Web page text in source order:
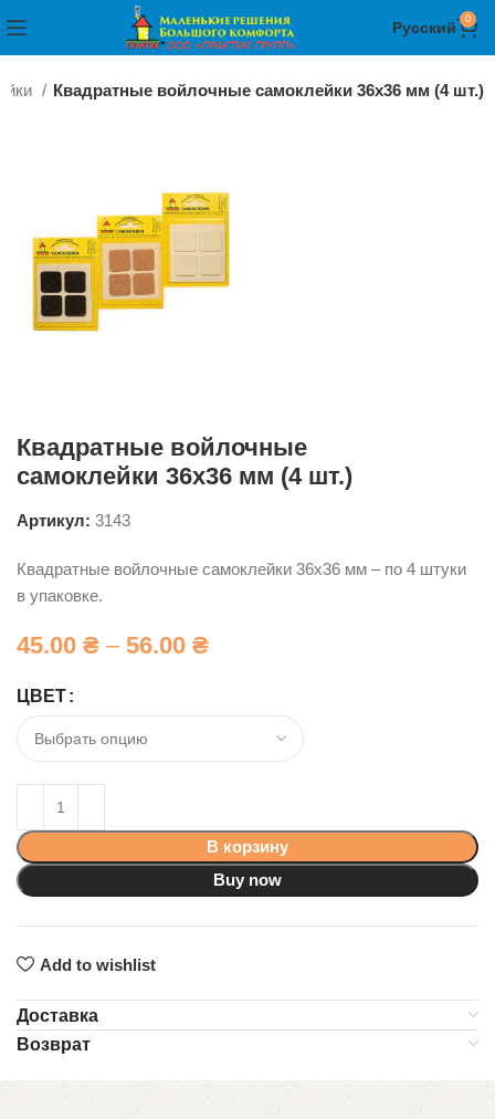
Русский 0
Квадратные войлочные самоклейки 36х36 мм (4 шт.)
Квадратные войлочные
самоклейки 36х36 мм (4 шт.)
Артикул:3143
Квадратные войлочные самоклейки 36х36 мм – по 4 штуки
в упаковке.
45.00₴ –56.00₴
ЦВЕТ
В корзину
Buy now
Add to wishlist
Доставка
Возврат